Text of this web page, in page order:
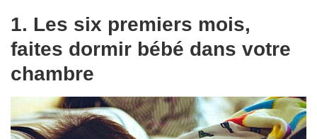
1. Les six premiers mois,
faites dormir bébé dans votre
chambre